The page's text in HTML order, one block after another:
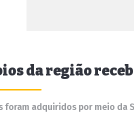
da região
foram adquiridos por meio da